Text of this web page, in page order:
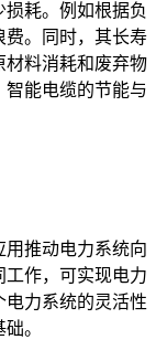
耗。例如根据负
费。同时，其长寿
材料消耗和废弃物
智能电缆的节能与
推动电力系统向
工作，可实现电力
电力系统的灵活性
。